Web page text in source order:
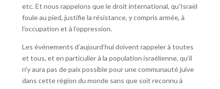
etc. Et nous rappelons que le droit international, qu’Israël
foule au pied, justifie la résistance, y compris armée, à
l’occupation et à l’oppression.
Les événements d’aujourd’hui doivent rappeler à toutes
et tous, et en particulier à la population israélienne, qu’il
n’y aura pas de paix possible pour une communauté juive
dans cette région du monde sans que soit reconnu à